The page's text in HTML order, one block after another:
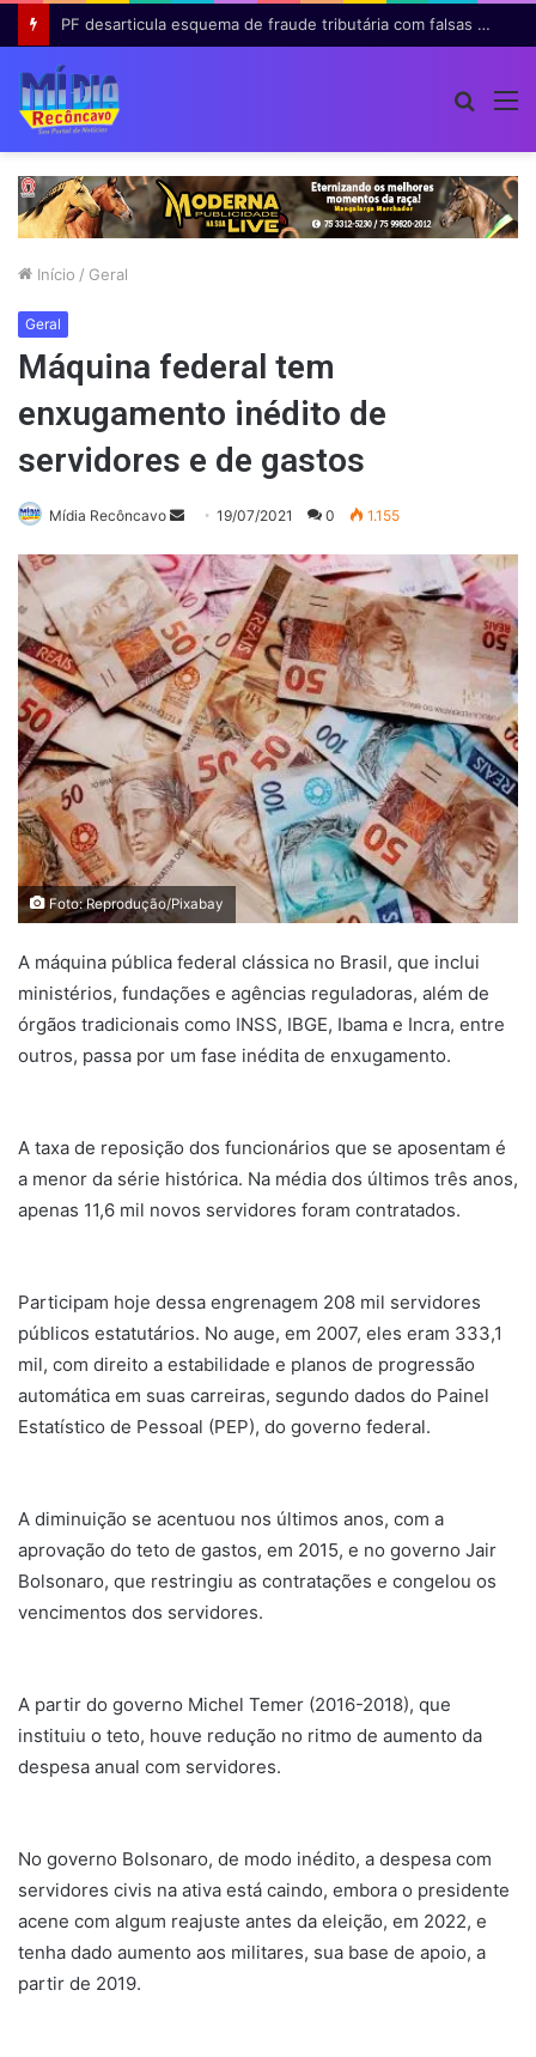
PF desarticula esquema de fraude tributária com falsas permissões de táxi na Bahia; agentes públicos são afastados
Início / Geral
Geral
Máquina federal tem
enxugamento inédito de
servidores e de gastos
Mídia Recôncavo
Mande
e-
mail
19/07/2021 0 1.155
Foto: Reprodução/Pixabay
A máquina pública federal clássica no Brasil, que inclui
ministérios, fundações e agências reguladoras, além de
órgãos tradicionais como INSS, IBGE, Ibama e Incra, entre
outros, passa por um fase inédita de enxugamento.
A taxa de reposição dos funcionários que se aposentam é
a menor da série histórica. Na média dos últimos três anos,
apenas 11,6 mil novos servidores foram contratados.
Participam hoje dessa engrenagem 208 mil servidores
públicos estatutários. No auge, em 2007, eles eram 333,1
mil, com direito a estabilidade e planos de progressão
automática em suas carreiras, segundo dados do Painel
Estatístico de Pessoal (PEP), do governo federal.
A diminuição se acentuou nos últimos anos, com a
aprovação do teto de gastos, em 2015, e no governo Jair
Bolsonaro, que restringiu as contratações e congelou os
vencimentos dos servidores.
A partir do governo Michel Temer (2016-2018), que
instituiu o teto, houve redução no ritmo de aumento da
despesa anual com servidores.
No governo Bolsonaro, de modo inédito, a despesa com
servidores civis na ativa está caindo, embora o presidente
acene com algum reajuste antes da eleição, em 2022, e
tenha dado aumento aos militares, sua base de apoio, a
partir de 2019.